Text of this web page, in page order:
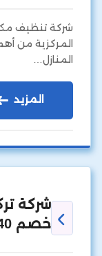
شركة تنظيف
المركزية من
المنازل…
المزيد
شركة
خصم 40% – باركية مشمع